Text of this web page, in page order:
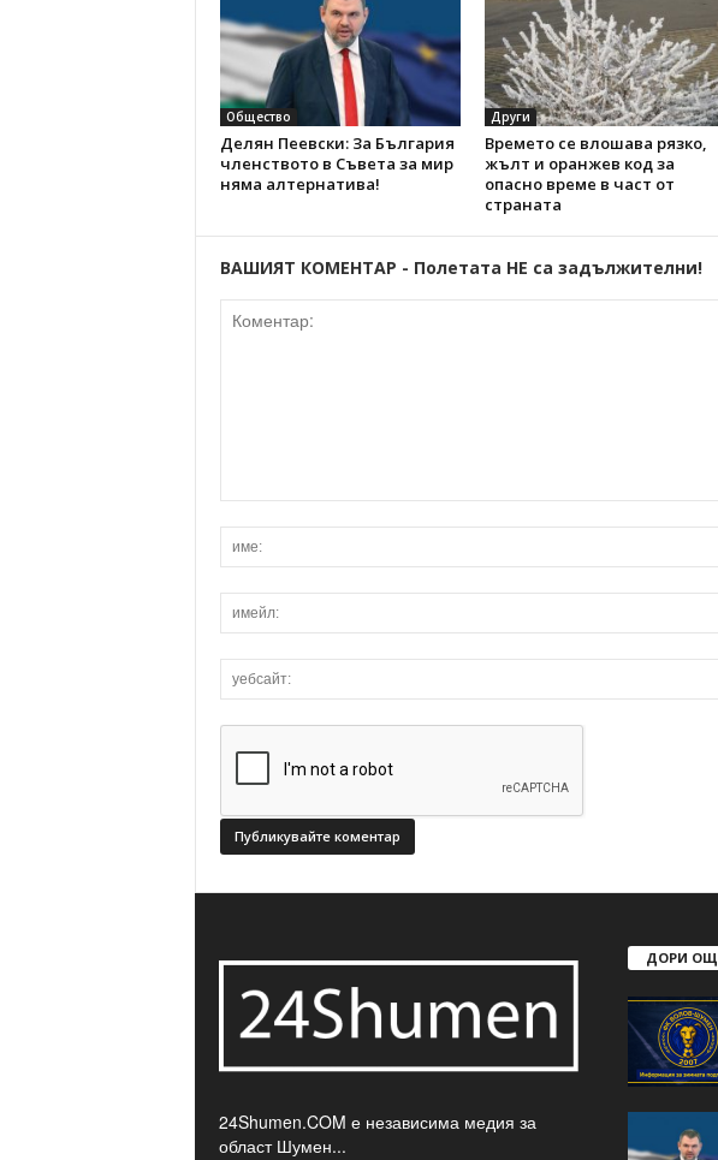
Общество
Делян Пеевски: За България
членството в Съвета за мир
няма алтернатива!
Други
Времето се влошава рязко,
жълт и оранжев код за
опасно време в част от
страната
ВАШИЯТ КОМЕНТАР - Полетата НЕ са задължителни!
24Shumen.COM е независима медия за
област Шумен...
ДОРИ